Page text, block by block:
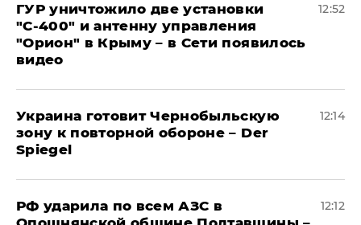
ГУР уничтожило две установки
"С‑400" и антенну управления
"Орион" в Крыму – в Сети появилось
видео
12:52
Украина готовит Чернобыльскую
зону к повторной обороне – Der
Spiegel
12:14
РФ ударила по всем АЗС в
12:12